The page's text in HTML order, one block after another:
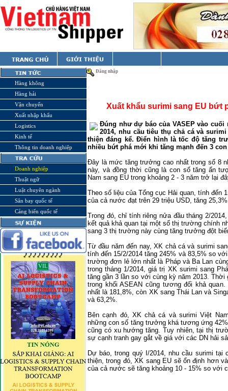
Hàng không
Hàng hải
Vận chuyển
Xuất nhập khẩu
Logistics
Kinh tế
Thông tin doanh nghiệp
Doanh nghiệp
Thuật ngữ
Luật chuyên ngành
Sân bay quốc tế
Cảng biển quốc tế
Đăng nhập
Xuất khẩu surimi sang EU bứt
Đúng như dự báo của VASEP vào cuối
2014, nhu cầu tiêu thụ chả cá và
thiện đáng kể. Điển hình là tốc độ tăng
nhiều bứt phá mới khi tăng mạnh đến 3
Đây là mức tăng trưởng cao nhất trong số 8
này, và đồng thời cũng là con số tăng ấn
Nam sang EU trong khoảng 2 - 3 năm trở lại
Theo số liệu của Tổng cục Hải quan, tính đến
của cả nước đạt trên 29 triệu USD, tăng
Trong đó, chỉ tính riêng nửa đầu tháng 2/
kết quả khả quan tại một số thị trường chính
sang 3 thị trường này cùng tăng trưởng đột
Từ đầu năm đến nay, XK chả cá và surimi
tính đến 15/2/2014 tăng 245% và 83,5% so
trường đơn lẻ lớn nhất là Pháp và Ba Lan
trong tháng 1/2014, giá trị XK surimi sang
tăng gần 3 lần so với cùng kỳ năm 2013.
trong khối ASEAN cũng tương đối khả
nhất là 181,8%, còn XK sang Thái Lan và
và 63,2%.
Bên cạnh đó, XK chả cá và surimi Việt
những con số tăng trưởng khá tương ứng
cũng có xu hướng tăng. Tuy nhiên, tại thị
sự cạnh tranh gay gắt về giá với các DN hải
Dự báo, trong quý I/2014, nhu cầu surimi
thiện, trong đó, XK sang EU sẽ ổn định hơn
của cả nước sẽ tăng khoảng 10 - 15% so với